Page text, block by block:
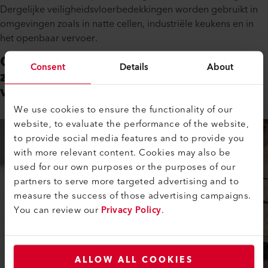
Consent Details About
We use cookies to ensure the functionality of our
website, to evaluate the performance of the website,
to provide social media features and to provide you
with more relevant content. Cookies may also be
used for our own purposes or the purposes of our
partners to serve more targeted advertising and to
measure the success of those advertising campaigns.
You can review ourPrivacy Policy.
ALLOW ALL COOKIES
Dergelijke veiligheidsvloerbedekkingen worden gebruikt in
omgevingen zoals in natte cellen, industriële keukens en in
het openbaar vervoer.
Compact design, ideaal voor
zowel grote als kleine
vloeroppervlakken